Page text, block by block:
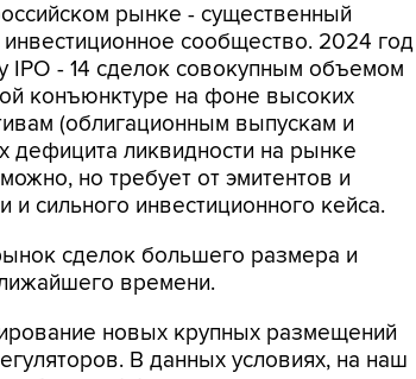
рынке - существенный
сообщество. 2024 год
IPO - 14 сделок совокупным объемом
конъюнктуре на фоне высоких
(облигационным выпускам и
дефицита ликвидности на рынке
но требует от эмитентов и
сильного инвестиционного кейса.
сделок большего размера и
времени.
новых крупных размещений
В данных условиях, на наш